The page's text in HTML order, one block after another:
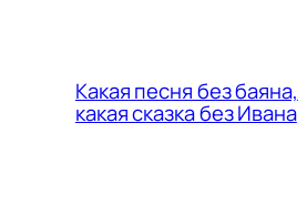
Какая песня без баяна,
какая сказка без Ивана